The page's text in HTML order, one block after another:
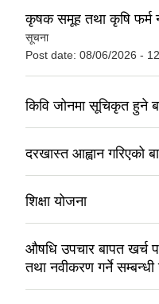
कृषक समूह तथा कृषि फर्म
सूचना
Post date: 08/06/2026 -
किवि जोनमा सूचिकृत हुने
दरखास्त आह्वान गरिएको
शिक्षा योजना
औषधि उपचार बापत खर्च
तथा नवीकरण गर्ने